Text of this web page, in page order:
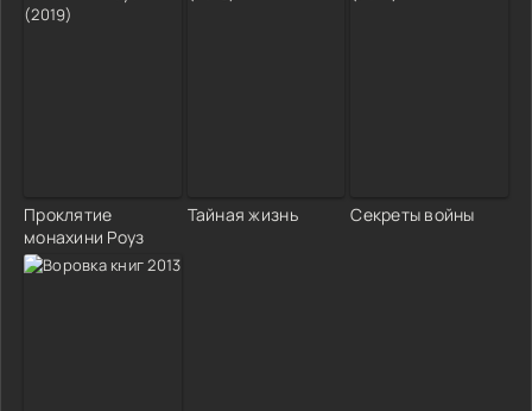
Проклятие
монахини Роуз
Тайная жизнь Секреты войны